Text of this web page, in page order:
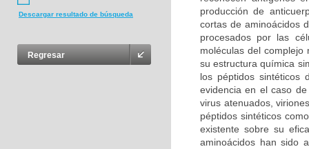
Descargar resultado de búsqueda
Regresar
producción de
cortas de aminoácidos
procesados por las
moléculas del
su estructura química
los péptidos sintéticos
evidencia en el caso
virus atenuados,
péptidos sintéticos
existente sobre su
aminoácidos han sido